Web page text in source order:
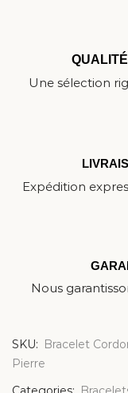
Une sélection
Expédition
Nous
SKU: Bracelet
Pierre